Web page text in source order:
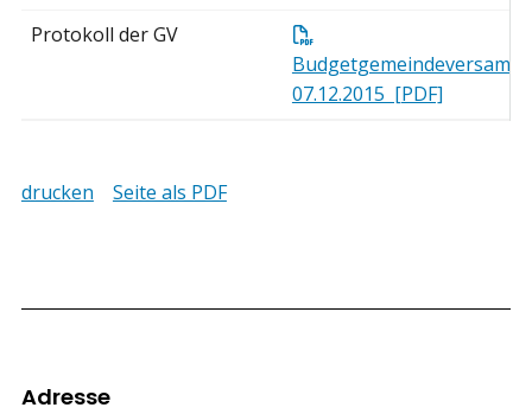
Protokoll der GV
07.12.2015 [PDF]
drucken Seite als PDF
Footer
Adresse